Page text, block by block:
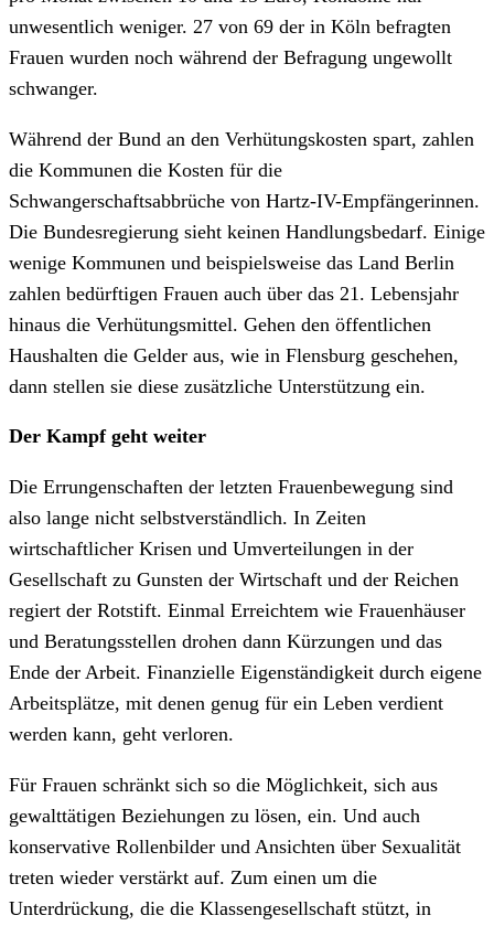
unwesentlich weniger. 27 von 69 der in Köln befragten
Frauen wurden noch während der Befragung ungewollt
schwanger.
Während der Bund an den Verhütungskosten spart, zahlen
die Kommunen die Kosten für die
Schwangerschaftsabbrüche von Hartz-IV-Empfängerinnen.
Die Bundesregierung sieht keinen Handlungsbedarf. Einige
wenige Kommunen und beispielsweise das Land Berlin
zahlen bedürftigen Frauen auch über das 21. Lebensjahr
hinaus die Verhütungsmittel. Gehen den öffentlichen
Haushalten die Gelder aus, wie in Flensburg geschehen,
dann stellen sie diese zusätzliche Unterstützung ein.
Der Kampf geht weiter
Die Errungenschaften der letzten Frauenbewegung sind
also lange nicht selbstverständlich. In Zeiten
wirtschaftlicher Krisen und Umverteilungen in der
Gesellschaft zu Gunsten der Wirtschaft und der Reichen
regiert der Rotstift. Einmal Erreichtem wie Frauenhäuser
und Beratungsstellen drohen dann Kürzungen und das
Ende der Arbeit. Finanzielle Eigenständigkeit durch eigene
Arbeitsplätze, mit denen genug für ein Leben verdient
werden kann, geht verloren.
Für Frauen schränkt sich so die Möglichkeit, sich aus
gewalttätigen Beziehungen zu lösen, ein. Und auch
konservative Rollenbilder und Ansichten über Sexualität
treten wieder verstärkt auf. Zum einen um die
Unterdrückung, die die Klassengesellschaft stützt, in